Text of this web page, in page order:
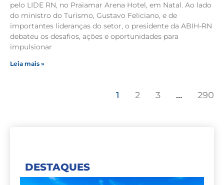
pelo LIDE RN, no Praiamar Arena Hotel, em Natal. Ao lado
do ministro do Turismo, Gustavo Feliciano, e de
importantes lideranças do setor, o presidente da ABIH-RN
debateu os desafios, ações e oportunidades para
impulsionar
Leia mais »
1 2 3 … 290
DESTAQUES